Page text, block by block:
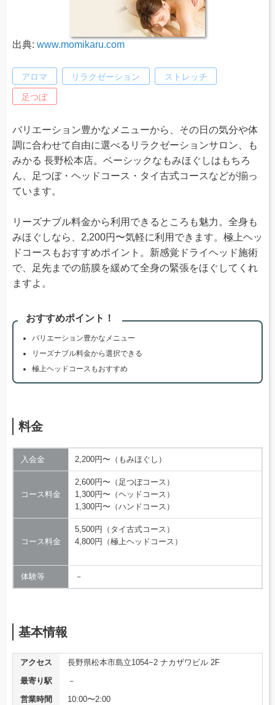
出典: www.momikaru.com
アロマ リラクゼーション ストレッチ
足つぼ
バリエーション豊かなメニューから、その日の気分や体
調に合わせて自由に選べるリラクゼーションサロン、も
みかる 長野松本店。ベーシックなもみほぐしはもちろ
ん、足つぼ・ヘッドコース・タイ古式コースなどが揃っ
ています。
リーズナブル料金から利用できるところも魅力。全身も
みほぐしなら、2,200円〜気軽に利用できます。極上ヘッ
ドコースもおすすめポイント。新感覚ドライヘッド施術
で、足先までの筋膜を緩めて全身の緊張をほぐしてくれ
ますよ。
おすすめポイント！
バリエーション豊かなメニュー
リーズナブル料金から選択できる
極上ヘッドコースもおすすめ
料金
入会金 2,200円〜（もみほぐし）
コース料金
2,600円〜（足つぼコース）
1,300円〜（ヘッドコース）
1,300円〜（ハンドコース）
コース料金
5,500円（タイ古式コース）
4,800円（極上ヘッドコース）
体験等 －
基本情報
アクセス
長野県松本市島立1054−2 ナカザワビル 2F
最寄り駅
－
営業時間
10:00〜2:00